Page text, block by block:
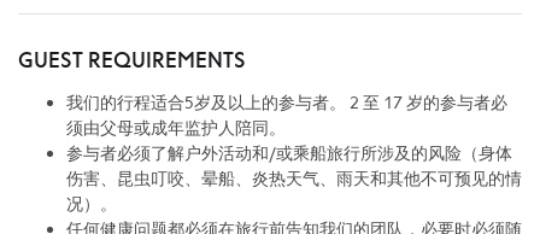
GUEST REQUIREMENTS
我们的行程适合5岁及以上的参与者。 2 至 17 岁的参与者必
须由父母或成年监护人陪同。
参与者必须了解户外活动和/或乘船旅行所涉及的风险（身体
伤害、昆虫叮咬、晕船、炎热天气、雨天和其他不可预见的情
况）。
任何健康问题都必须在旅行前告知我们的团队，必要时必须随